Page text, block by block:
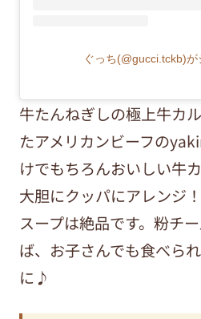
ぐっち(@gucci.tckb)
牛たんねぎしの極上牛カ
たアメリカンビーフの
けでもちろんおいしい牛
大胆にクッパにアレンジ
スープは絶品です。粉チ
ば、お子さんでも食べら
に♪